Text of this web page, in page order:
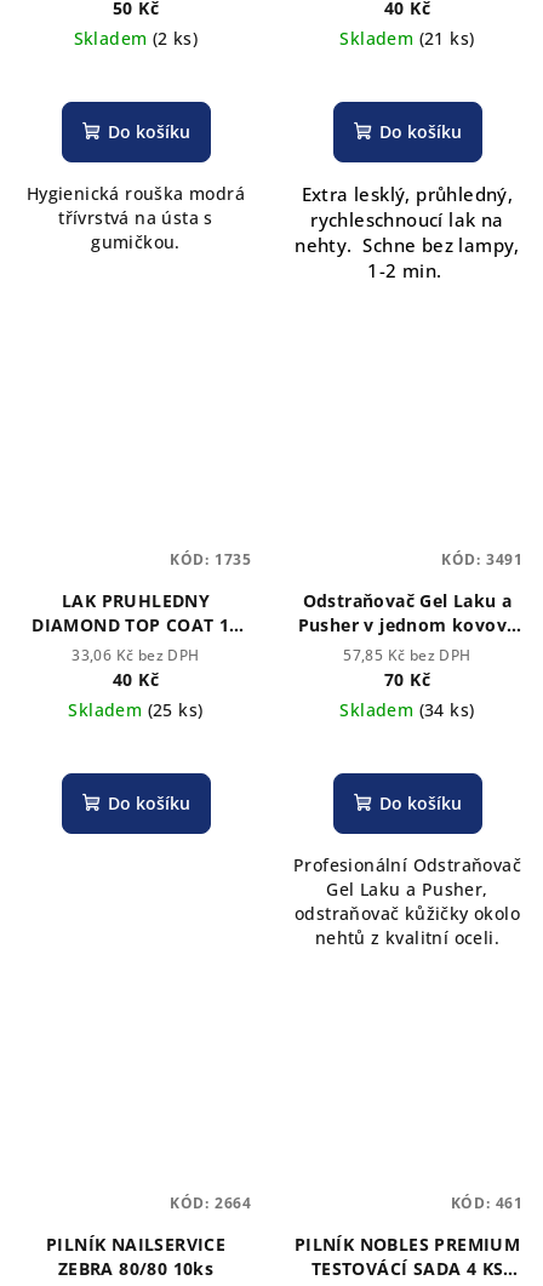
50 Kč
Skladem (2 ks)
Do košíku
Hygienická rouška modrá
třívrstvá na ústa s
gumičkou.
40 Kč
Skladem (21 ks)
Do košíku
Extra lesklý, průhledný,
rychleschnoucí lak na
nehty. Schne bez lampy,
1-2 min.
LAK PRUHLEDNY
DIAMOND TOP COAT 10
ml ( BEZ LAMPY)
33,06 Kč bez DPH
40 Kč
Skladem (25 ks)
Do košíku
KÓD: 1735
Odstraňovač Gel Laku a
Pusher v jednom kovový
Nobles
57,85 Kč bez DPH
70 Kč
Skladem (34 ks)
Do košíku
Profesionální Odstraňovač
Gel Laku a Pusher,
odstraňovač kůžičky okolo
nehtů z kvalitní oceli.
KÓD: 3491
PILNÍK NAILSERVICE
ZEBRA 80/80 10ks
KÓD: 2664
PILNÍK NOBLES PREMIUM
TESTOVÁCÍ SADA 4 KS
KÓD: 461